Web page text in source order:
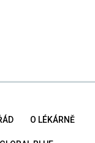
O LÉKÁRNĚ